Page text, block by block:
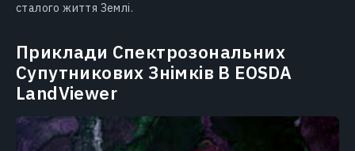
сталого життя Землі.
Приклади Спектрозональних
Супутникових Знімків В EOSDA
LandViewer